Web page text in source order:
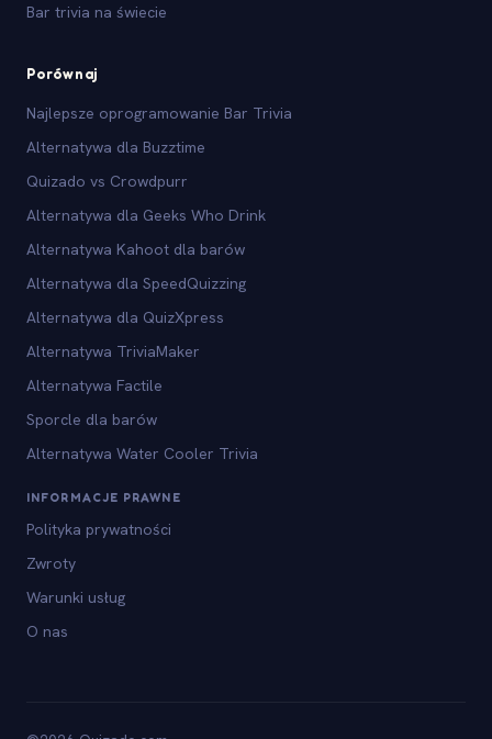
Bar trivia na świecie
Porównaj
Najlepsze oprogramowanie Bar Trivia
Alternatywa dla Buzztime
Quizado vs Crowdpurr
Alternatywa dla Geeks Who Drink
Alternatywa Kahoot dla barów
Alternatywa dla SpeedQuizzing
Alternatywa dla QuizXpress
Alternatywa TriviaMaker
Alternatywa Factile
Sporcle dla barów
Alternatywa Water Cooler Trivia
INFORMACJE PRAWNE
Polityka prywatności
Zwroty
Warunki usług
O nas